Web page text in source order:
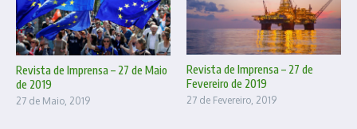
Revista de Imprensa – 27 de Maio
de 2019
27 de Maio, 2019
Revista de Imprensa – 27 de
Fevereiro de 2019
27 de Fevereiro, 2019